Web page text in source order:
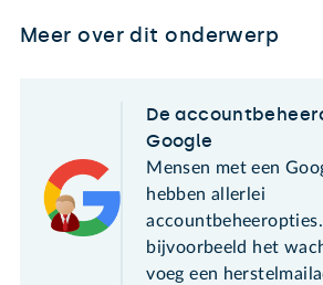
Meer over dit onderwerp
De
Google
Mensen met een
hebben allerlei
bijvoorbeeld het
voeg een